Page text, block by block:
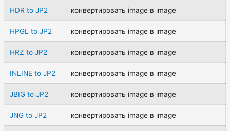
HDR to JP2 конвертировать image в image
HPGL to JP2 конвертировать image в image
HRZ to JP2 конвертировать image в image
INLINE to JP2 конвертировать image в image
JBIG to JP2 конвертировать image в image
JNG to JP2 конвертировать image в image